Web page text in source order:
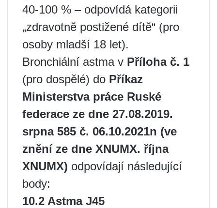
40-100 % – odpovídá kategorii
„zdravotně postižené dítě“ (pro
osoby mladší 18 let).
Bronchiální astma v Příloha č. 1
(pro dospělé) do Příkaz
Ministerstva práce Ruské
federace ze dne 27.08.2019.
srpna 585 č. 06.10.2021n (ve
znění ze dne XNUMX. října
XNUMX) odpovídají následující
body:
10.2 Astma J45